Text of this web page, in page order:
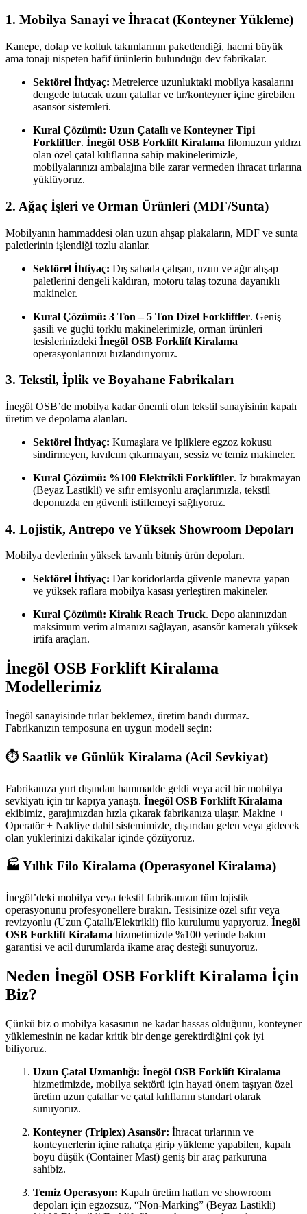
1. Mobilya Sanayi ve İhracat (Konteyner Yükleme)
Kanepe, dolap ve koltuk takımlarının paketlendiği, hacmi büyük
ama tonajı nispeten hafif ürünlerin bulunduğu dev fabrikalar.
Sektörel İhtiyaç: Metrelerce uzunluktaki mobilya kasalarını
dengede tutacak uzun çatallar ve tır/konteyner içine girebilen
asansör sistemleri.
Kural Çözümü: Uzun Çatallı ve Konteyner Tipi
Forkliftler. İnegöl OSB Forklift Kiralama filomuzun yıldızı
olan özel çatal kılıflarına sahip makinelerimizle,
mobilyalarınızı ambalajına bile zarar vermeden ihracat tırlarına
yüklüyoruz.
2. Ağaç İşleri ve Orman Ürünleri (MDF/Sunta)
Mobilyanın hammaddesi olan uzun ahşap plakaların, MDF ve sunta
paletlerinin işlendiği tozlu alanlar.
Sektörel İhtiyaç: Dış sahada çalışan, uzun ve ağır ahşap
paletlerini dengeli kaldıran, motoru talaş tozuna dayanıklı
makineler.
Kural Çözümü: 3 Ton – 5 Ton Dizel Forkliftler. Geniş
şasili ve güçlü torklu makinelerimizle, orman ürünleri
tesislerinizdeki İnegöl OSB Forklift Kiralama
operasyonlarınızı hızlandırıyoruz.
3. Tekstil, İplik ve Boyahane Fabrikaları
İnegöl OSB’de mobilya kadar önemli olan tekstil sanayisinin kapalı
üretim ve depolama alanları.
Sektörel İhtiyaç: Kumaşlara ve ipliklere egzoz kokusu
sindirmeyen, kıvılcım çıkarmayan, sessiz ve temiz makineler.
Kural Çözümü: %100 Elektrikli Forkliftler. İz bırakmayan
(Beyaz Lastikli) ve sıfır emisyonlu araçlarımızla, tekstil
deponuzda en güvenli istiflemeyi sağlıyoruz.
4. Lojistik, Antrepo ve Yüksek Showroom Depoları
Mobilya devlerinin yüksek tavanlı bitmiş ürün depoları.
Sektörel İhtiyaç: Dar koridorlarda güvenle manevra yapan
ve yüksek raflara mobilya kasası yerleştiren makineler.
Kural Çözümü: Kiralık Reach Truck. Depo alanınızdan
maksimum verim almanızı sağlayan, asansör kameralı yüksek
irtifa araçları.
İnegöl OSB Forklift Kiralama
Modellerimiz
İnegöl sanayisinde tırlar beklemez, üretim bandı durmaz.
Fabrikanızın temposuna en uygun modeli seçin:
⏱️ Saatlik ve Günlük Kiralama (Acil Sevkiyat)
Fabrikanıza yurt dışından hammadde geldi veya acil bir mobilya
sevkiyatı için tır kapıya yanaştı. İnegöl OSB Forklift Kiralama
ekibimiz, garajımızdan hızla çıkarak fabrikanıza ulaşır. Makine +
Operatör + Nakliye dahil sistemimizle, dışarıdan gelen veya gidecek
olan yüklerinizi dakikalar içinde çözüyoruz.
🏭 Yıllık Filo Kiralama (Operasyonel Kiralama)
İnegöl’deki mobilya veya tekstil fabrikanızın tüm lojistik
operasyonunu profesyonellere bırakın. Tesisinize özel sıfır veya
revizyonlu (Uzun Çatallı/Elektrikli) filo kurulumu yapıyoruz. İnegöl
OSB Forklift Kiralama hizmetimizde %100 yerinde bakım
garantisi ve acil durumlarda ikame araç desteği sunuyoruz.
Neden İnegöl OSB Forklift Kiralama İçin
Biz?
Çünkü biz o mobilya kasasının ne kadar hassas olduğunu, konteyner
yüklemesinin ne kadar kritik bir denge gerektirdiğini çok iyi
biliyoruz.
Uzun Çatal Uzmanlığı: İnegöl OSB Forklift Kiralama
hizmetimizde, mobilya sektörü için hayati önem taşıyan özel
üretim uzun çatallar ve çatal kılıflarını standart olarak
sunuyoruz.
Konteyner (Triplex) Asansör: İhracat tırlarının ve
konteynerlerin içine rahatça girip yükleme yapabilen, kapalı
boyu düşük (Container Mast) geniş bir araç parkuruna
sahibiz.
Temiz Operasyon: Kapalı üretim hatları ve showroom
depoları için egzozsuz, “Non-Marking” (Beyaz Lastikli)